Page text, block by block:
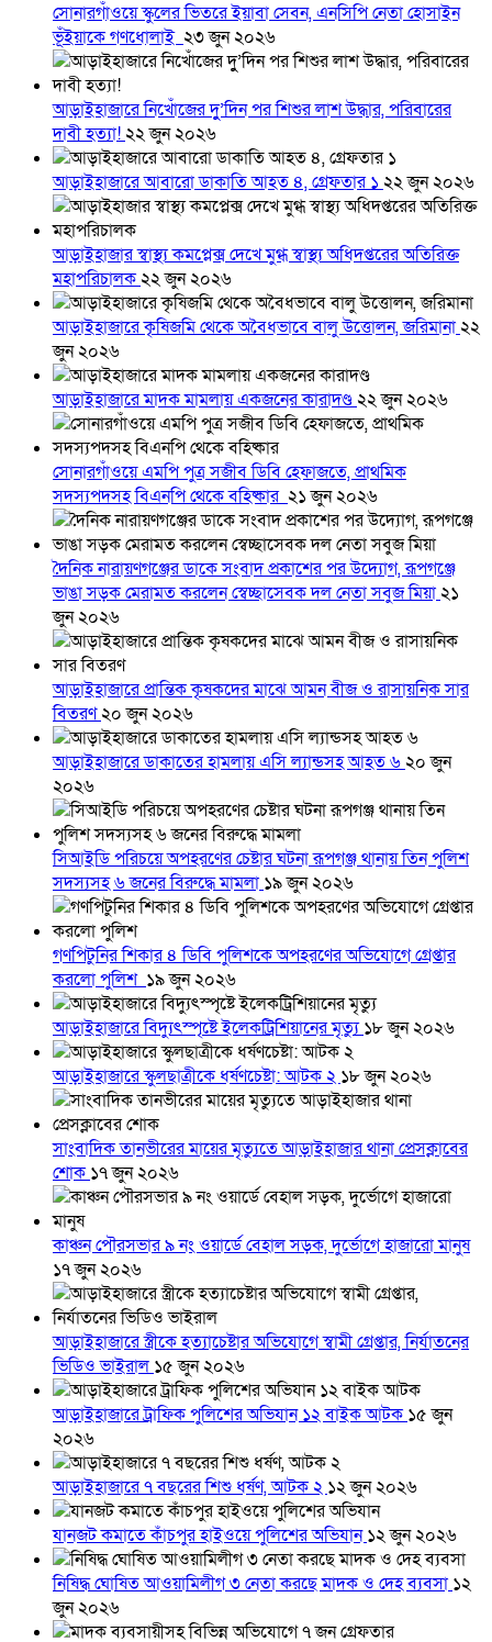
সোনারগাঁওয়ে স্কুলের ভিতরে ইয়াবা সেবন, এনসিপি নেতা হোসাইন
ভূঁইয়াকে গণধোলাই ২৩ জুন ২০২৬
আড়াইহাজারে নিখোঁজের দুু’দিন পর শিশুর লাশ উদ্ধার, পরিবারের
দাবী হত্যা!২২ জুন ২০২৬
আড়াইহাজারে আবারো ডাকাতি আহত ৪, গ্রেফতার ১ ২২ জুন ২০২৬
আড়াইহাজার স্বাস্থ্য কমপ্লেক্স দেখে মুগ্ধ স্বাস্থ্য অধিদপ্তরের অতিরিক্ত
মহাপরিচালক২২ জুন ২০২৬
আড়াইহাজারে কৃষিজমি থেকে অবৈধভাবে বালু উত্তোলন, জরিমানা২২
জুন ২০২৬
আড়াইহাজারে মাদক মামলায় একজনের কারাদণ্ড২২ জুন ২০২৬
সোনারগাঁওয়ে এমপি পুত্র সজীব ডিবি হেফাজতে, প্রাথমিক
সদস্যপদসহ বিএনপি থেকে বহিষ্কার ২১ জুন ২০২৬
দৈনিক নারায়ণগঞ্জের ডাকে সংবাদ প্রকাশের পর উদ্যোগ, রূপগঞ্জে
ভাঙা সড়ক মেরামত করলেন স্বেচ্ছাসেবক দল নেতা সবুজ মিয়া২১
জুন ২০২৬
আড়াইহাজারে প্রান্তিক কৃষকদের মাঝে আমন বীজ ও রাসায়নিক সার
বিতরণ২০ জুন ২০২৬
আড়াইহাজারে ডাকাতের হামলায় এসি ল্যান্ডসহ আহত ৬২০ জুন
২০২৬
সিআইডি পরিচয়ে অপহরণের চেষ্টার ঘটনা রূপগঞ্জ থানায় তিন পুলিশ
সদস্যসহ ৬ জনের বিরুদ্ধে মামলা ১৯ জুন ২০২৬
গণপিটুনির শিকার ৪ ডিবি পুলিশকে অপহরণের অভিযোগে গ্রেপ্তার
করলো পুলিশ ১৯ জুন ২০২৬
আড়াইহাজারে বিদ্যুৎস্পৃষ্টে ইলেকট্রিশিয়ানের মৃত্যু১৮ জুন ২০২৬
আড়াইহাজারে স্কুলছাত্রীকে ধর্ষণচেষ্টা: আটক ২ ১৮ জুন ২০২৬
সাংবাদিক তানভীরের মায়ের মৃত্যুতে আড়াইহাজার থানা প্রেসক্লাবের
শোক ১৭ জুন ২০২৬
কাঞ্চন পৌরসভার ৯ নং ওয়ার্ডে বেহাল সড়ক, দুর্ভোগে হাজারো মানুষ
১৭ জুন ২০২৬
আড়াইহাজারে স্ত্রীকে হত্যাচেষ্টার অভিযোগে স্বামী গ্রেপ্তার, নির্যাতনের
ভিডিও ভাইরাল ১৫ জুন ২০২৬
আড়াইহাজারে ট্রাফিক পুলিশের অভিযান ১২ বাইক আটক ১৫ জুন
২০২৬
আড়াইহাজারে ৭ বছরের শিশু ধর্ষণ, আটক ২ ১২ জুন ২০২৬
যানজট কমাতে কাঁচপুর হাইওয়ে পুলিশের অভিযান১২ জুন ২০২৬
নিষিদ্ধ ঘোষিত আওয়ামিলীগ ৩ নেতা করছে মাদক ও দেহ ব্যবসা ১২
জুন ২০২৬